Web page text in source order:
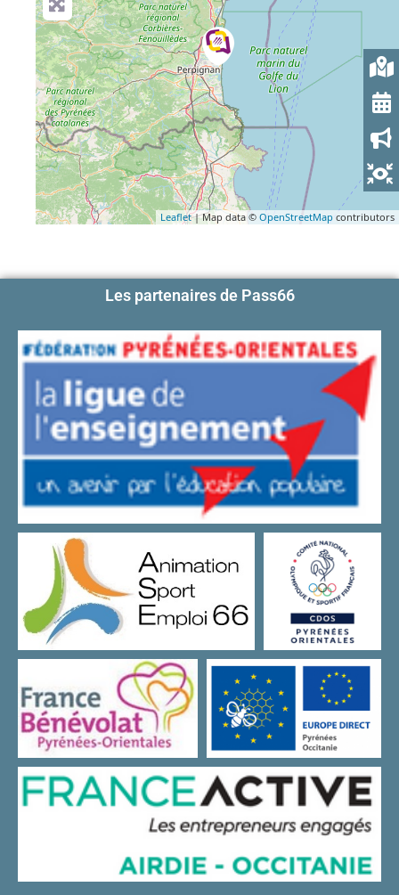
Leaflet| Map data © OpenStreetMap contributors
Les partenaires de Pass66